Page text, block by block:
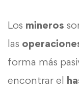
Los mineros
las
forma más
encontrar el